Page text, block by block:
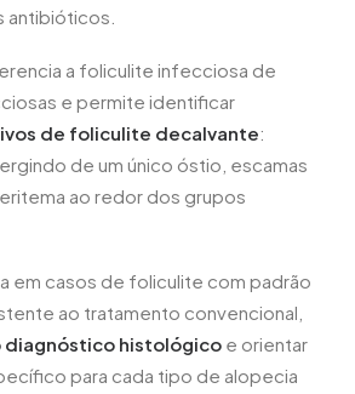
antibióticos.
a foliculite infecciosa de
e permite identificar
de foliculite decalvante:
de um único óstio, escamas
ao redor dos grupos
em casos de foliculite com padrão
ao tratamento convencional,
diagnóstico histológico e orientar
para cada tipo de alopecia